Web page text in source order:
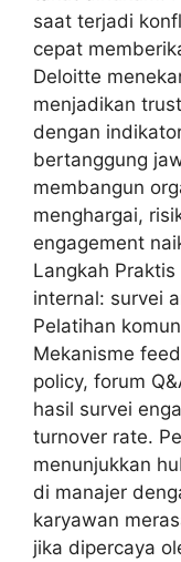
saat terjadi
cepat
Deloitte
menjadikan
dengan
bertanggung
membangun
menghargai,
engagement
Langkah
internal: survei
Pelatihan
Mekanisme
policy, forum
hasil survei
turnover rate.
menunjukkan
di manajer
karyawan
jika dipercaya